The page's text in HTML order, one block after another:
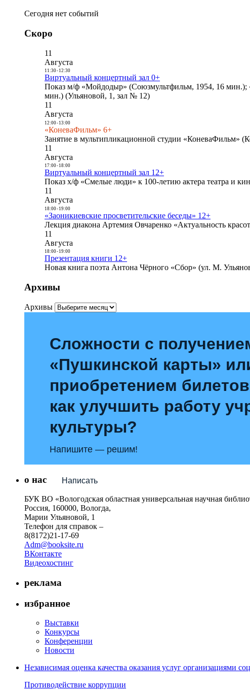
Сегодня нет событий
Скоро
11
Августа
11:30- 12:30
Виртуальный концертный зал 0+
Показ м/ф «Мойдодыр» (Союзмультфильм, 1954, 16 мин.);
мин.) (Ульяновой, 1, зал № 12)
11
Августа
12:00- 13:00
«КоневаФильм» 6+
Занятие в мультипликационной студии «КоневаФильм»
11
Августа
17:00- 18:00
Виртуальный концертный зал 12+
Показ х/ф «Смелые люди» к 100-летию актера театра и
11
Августа
18:00- 19:00
«Заоникиевские просветительские беседы» 12+
Лекция диакона Артемия Овчаренко «Актуальность
11
Августа
18:00- 19:00
Презентация книги 12+
Новая книга поэта Антона Чёрного «Сбор» (ул. М.
Архивы
Архивы
Сложности с
«Пушкинской карты»
приобретением
как улучшить работу
культуры?
Напишите — решим!
Написать
о нас
БУК ВО «Вологодская областная универсальная научная
Россия, 160000, Вологда,
Марии Ульяновой, 1
Телефон для справок –
8(8172)21-17-69
Adm@booksite.ru
ВКонтакте
Видеохостинг
реклама
избранное
Выставки
Конкурсы
Конференции
Новости
Независимая оценка качества оказания услуг организациями
Противодействие коррупции